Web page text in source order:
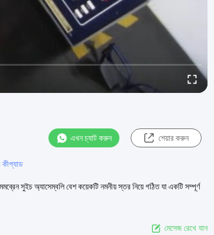
এখন চ্যাট করুন শেয়ার করুন
সুইচ অ্যাসেম্বলি বেশ কয়েকটি নমনীয় স্তর নিয়ে গঠিত যা একটি সম্পূর্ণ
মেসেজ রেখে যান